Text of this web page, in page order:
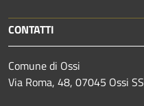
CONTATTI
Comune di Ossi
Via Roma, 48, 07045 Ossi SS